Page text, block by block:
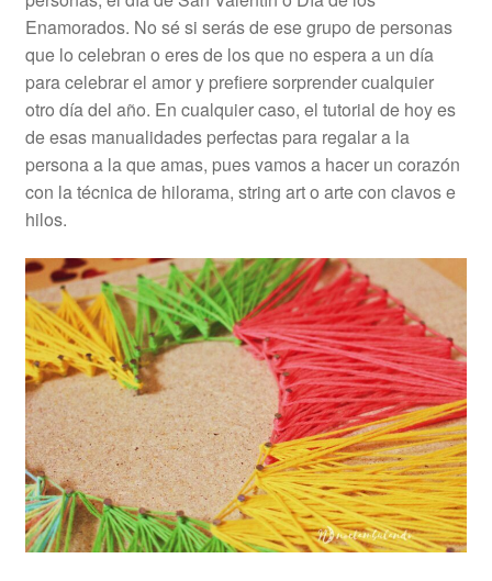
Enamorados. No sé si serás de ese grupo de personas
que lo celebran o eres de los que no espera a un día
para celebrar el amor y prefiere sorprender cualquier
otro día del año. En cualquier caso, el tutorial de hoy es
de esas manualidades perfectas para regalar a la
persona a la que amas, pues vamos a hacer un corazón
con la técnica de hilorama, string art o arte con clavos e
hilos.